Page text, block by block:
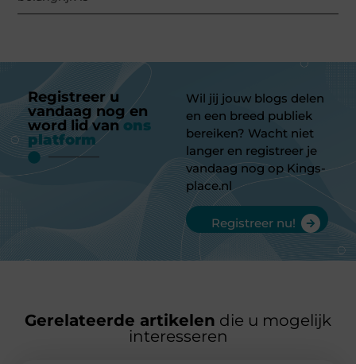
Registreer u
vandaag nog en
word lid van ons
platform
Wil jij jouw blogs delen
en een breed publiek
bereiken? Wacht niet
langer en registreer je
vandaag nog op Kings-
place.nl
Registreer nu!
Gerelateerde artikelen die u mogelijk
interesseren